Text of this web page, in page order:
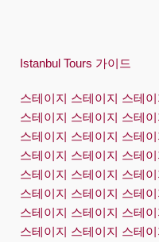
Istanbul Tours 가이드
스테이지 스테이지 스테
스테이지 스테이지 스테
스테이지 스테이지 스테
스테이지 스테이지 스테
스테이지 스테이지 스테
스테이지 스테이지 스테
스테이지 스테이지 스테
스테이지 스테이지 스테